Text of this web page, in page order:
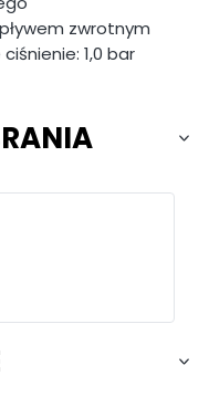
zwrotnym
1,0 bar